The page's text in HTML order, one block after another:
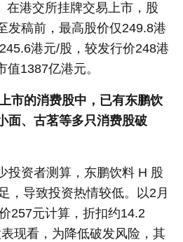
在港交所挂牌交易上市，股
发稿前，最高股价仅249.8港
港元/股，较发行价248港
值1387亿港元。
市的消费股中，已有东鹏饮
面、古茗等多只消费股破
投资者测算，东鹏饮料 H 股
，导致投资热情较低。以2月
257元计算，折扣约14.2
现看，为降低破发风险，其